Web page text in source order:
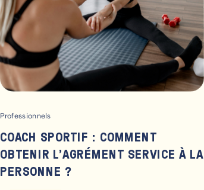
Professionnels
COACH SPORTIF : COMMENT
OBTENIR L’AGRÉMENT SERVICE À LA
PERSONNE ?